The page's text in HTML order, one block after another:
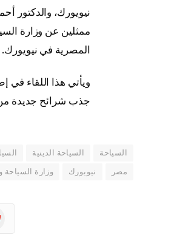
نيويورك، والدكتور
ممثلين عن وزارة
المصرية في نيويورك.
ويأتي هذا اللقاء في
جذب شرائح جديدة من
السياحة السياحة الدينية
مصر نيويورك وزارة السياحة